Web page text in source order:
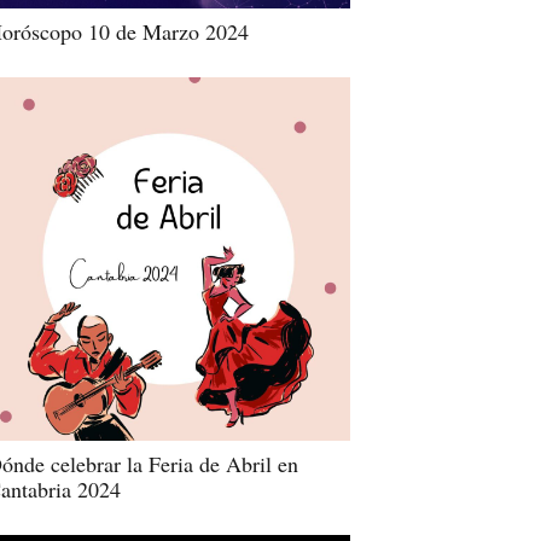
10 de Marzo 2024
celebrar la Feria de Abril en
2024